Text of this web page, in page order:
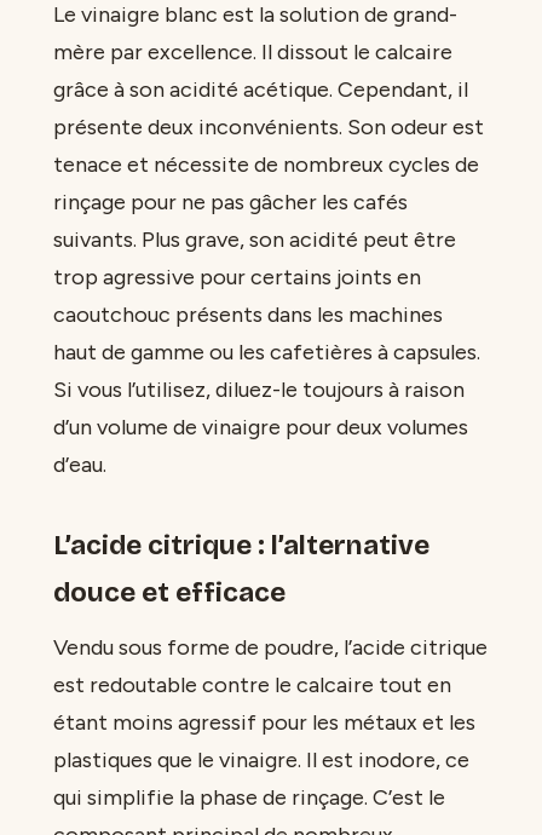
Le vinaigre blanc est la solution de grand-
mère par excellence. Il dissout le calcaire
grâce à son acidité acétique. Cependant, il
présente deux inconvénients. Son odeur est
tenace et nécessite de nombreux cycles de
rinçage pour ne pas gâcher les cafés
suivants. Plus grave, son acidité peut être
trop agressive pour certains joints en
caoutchouc présents dans les machines
haut de gamme ou les cafetières à capsules.
Si vous l’utilisez, diluez-le toujours à raison
d’un volume de vinaigre pour deux volumes
d’eau.
L’acide citrique : l’alternative
douce et efficace
Vendu sous forme de poudre, l’acide citrique
est redoutable contre le calcaire tout en
étant moins agressif pour les métaux et les
plastiques que le vinaigre. Il est inodore, ce
qui simplifie la phase de rinçage. C’est le